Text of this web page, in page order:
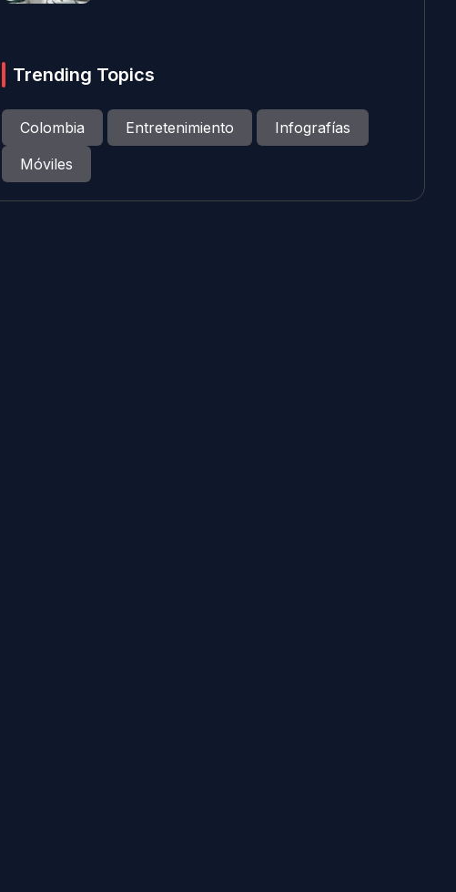
Trending Topics
Colombia Entretenimiento
Infografías
Móviles